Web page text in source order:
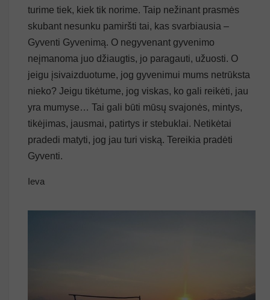
turime tiek, kiek tik norime. Taip nežinant prasmės
skubant nesunku pamiršti tai, kas svarbiausia –
Gyventi Gyvenimą. O negyvenant gyvenimo
neįmanoma juo džiaugtis, jo paragauti, užuosti. O
jeigu įsivaizduotume, jog gyvenimui mums netrūksta
nieko? Jeigu tikėtume, jog viskas, ko gali reikėti, jau
yra mumyse… Tai gali būti mūsų svajonės, mintys,
tikėjimas, jausmai, patirtys ir stebuklai. Netikėtai
pradedi matyti, jog jau turi viską. Tereikia pradėti
Gyventi.
Ieva